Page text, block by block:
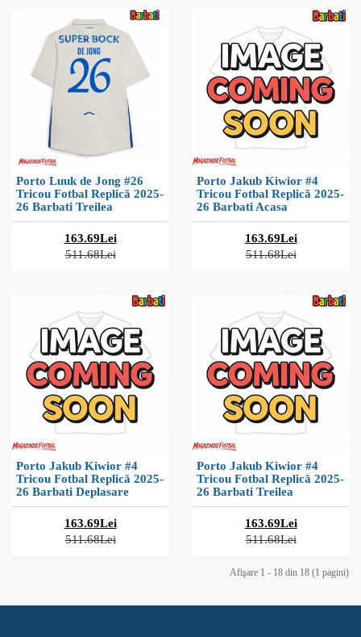
Porto Luuk de Jong #26
Tricou Fotbal Replică 2025-
26 Barbati Treilea
163.69Lei
511.68Lei
Porto Jakub Kiwior #4
Tricou Fotbal Replică 2025-
26 Barbati Acasa
163.69Lei
511.68Lei
Porto Jakub Kiwior #4
Tricou Fotbal Replică 2025-
26 Barbati Deplasare
163.69Lei
511.68Lei
Porto Jakub Kiwior #4
Tricou Fotbal Replică 2025-
26 Barbati Treilea
163.69Lei
511.68Lei
Afişare 1 - 18 din 18 (1 pagini)